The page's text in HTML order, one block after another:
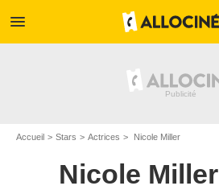
menu
Accueil Stars Actrices Nicole Miller
Nicole Miller